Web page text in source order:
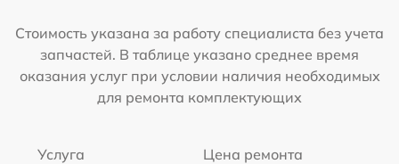
Стоимость указана за работу специалиста без учета
запчастей. В таблице указано среднее время
оказания услуг при условии наличия необходимых
для ремонта комплектующих
Услуга Цена ремонта